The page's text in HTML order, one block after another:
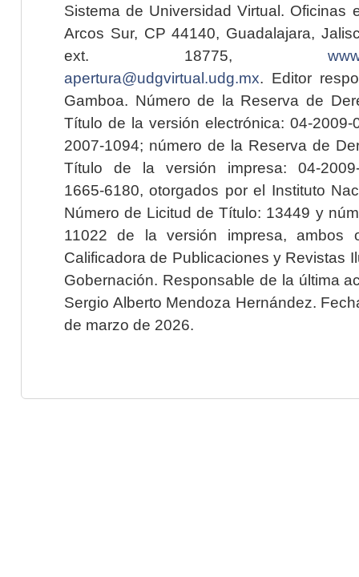
Sistema de Universidad Virtual. Oficinas
Arcos Sur, CP 44140, Guadalajara,
ext. 18775,
apertura@udgvirtual.udg.mx. Editor
Gamboa. Número de la Reserva de
Título de la versión electrónica: 04-2009-
2007-1094; número de la Reserva de
Título de la versión impresa: 04-2009-
1665-6180, otorgados por el Instituto
Número de Licitud de Título: 13449 y
11022 de la versión impresa, ambos
Calificadora de Publicaciones y Revistas
Gobernación. Responsable de la última
Sergio Alberto Mendoza Hernández.
de marzo de 2026.